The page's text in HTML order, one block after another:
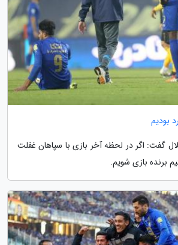
بودیم
گفت: اگر در لحظه آخر بازی با سپاهان غفلت
برنده بازی شویم.